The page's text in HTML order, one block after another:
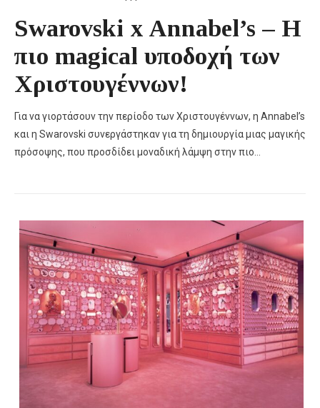
Swarovski x Annabel’s – Η
πιο magical υποδοχή των
Χριστουγέννων!
Για να γιορτάσουν την περίοδο των Χριστουγέννων, η Annabel’s
και η Swarovski συνεργάστηκαν για τη δημιουργία μιας μαγικής
πρόσοψης, που προσδίδει μοναδική λάμψη στην πιο…